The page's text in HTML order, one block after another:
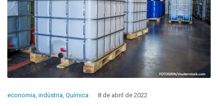
economia, indústria, Química 8 de abril de 2022